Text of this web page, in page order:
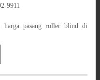
9911
harga pasang roller blind di